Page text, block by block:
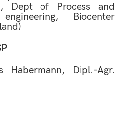
Dept of Process and
Biocenter
Habermann, Dipl.-Agr.